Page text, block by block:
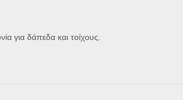
για δάπεδα και τοίχους.